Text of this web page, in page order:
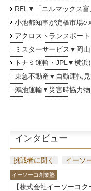
REL▼「エルマックス富
小池都知事が淀橋市場
アクロストランスポー
ミスターサービス▼岡
トナミ運輸・JPL▼横浜
東急不動産▼自動運転
鴻池運輸▼災害時協力物
インタビュー
挑戦者に聞く イーソ
イーソーコ創業塾
【株式会社イーソーコク